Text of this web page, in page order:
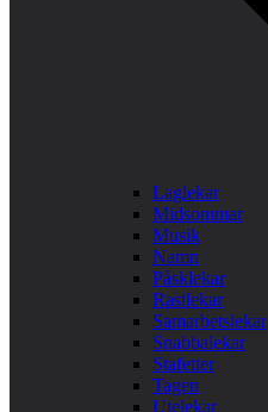
Laglekar
Midsommar
Musik
Namn
Påsklekar
Rastlekar
Samarbetslekar
Snabbalekar
Stafetter
Tagen
Utelekar